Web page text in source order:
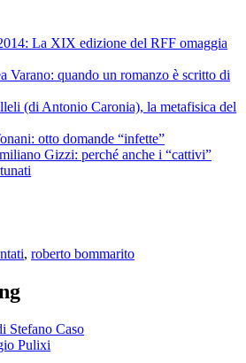
La XIX edizione del RFF omaggia
Varano: quando un romanzo è scritto di
(di Antonio Caronia), la metafisica del
otto domande “infette”
Gizzi: perché anche i “cattivi”
, roberto bommarito
Stefano Caso
Pulixi